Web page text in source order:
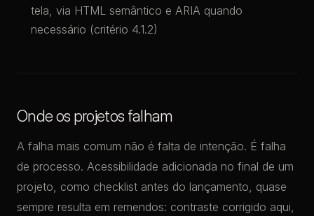
tela, via HTML semântico e ARIA quando
necessário (critério 4.1.2)
Onde os projetos falham
A falha mais comum não é falta de intenção. É falha
de processo. Acessibilidade adicionada no final de um
projeto, como checklist antes do lançamento, quase
sempre resulta em remendos: contraste corrigido aqui,